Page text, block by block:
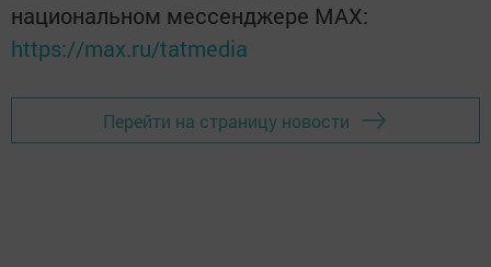
национальном мессенджере MАХ:
https://max.ru/tatmedia
Перейти на страницу новости